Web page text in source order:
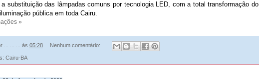
substituição das lâmpadas comuns por tecnologia LED, com a total transformação do
pública em toda Cairu.
»
às 05:28 Nenhum comentário:
Cairu-BA